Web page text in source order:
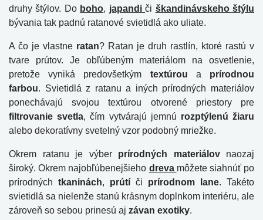
druhy štýlov. Do boho, japandiči škandinávskeho štýlu
bývania tak padnú ratanové svietidlá ako uliate.
A čo je vlastne ratan? Ratan je druh rastlín, ktoré rastú v
tvare prútov. Je obľúbeným materiálom na osvetlenie,
pretože vyniká predovšetkým textúrou a prírodnou
farbou. Svietidlá z ratanu a iných prírodných materiálov
ponechávajú svojou textúrou otvorené priestory pre
filtrovanie svetla, čím vytvárajú jemnú rozptýlenú žiaru
alebo dekoratívny svetelný vzor podobný mriežke.
Okrem ratanu je výber prírodných materiálovnaozaj
široký. Okrem najobľúbenejšieho dreva môžete siahnúť po
prírodných tkaninách, prútí či prírodnom lane. Takéto
svietidlá sa nielenže stanú krásnym doplnkom interiéru, ale
zároveň so sebou prinesú aj závan exotiky.